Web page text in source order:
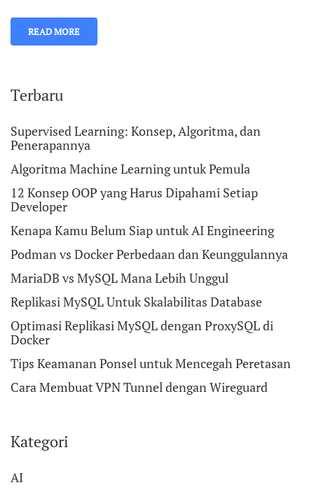
READ MORE
Terbaru
Supervised Learning: Konsep, Algoritma, dan
Penerapannya
Algoritma Machine Learning untuk Pemula
12 Konsep OOP yang Harus Dipahami Setiap
Developer
Kenapa Kamu Belum Siap untuk AI Engineering
Podman vs Docker Perbedaan dan Keunggulannya
MariaDB vs MySQL Mana Lebih Unggul
Replikasi MySQL Untuk Skalabilitas Database
Optimasi Replikasi MySQL dengan ProxySQL di
Docker
Tips Keamanan Ponsel untuk Mencegah Peretasan
Cara Membuat VPN Tunnel dengan Wireguard
Kategori
AI